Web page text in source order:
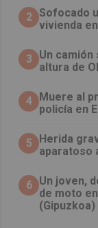
2 Sofocado
vivienda
3
Un camión
altura de
4
Muere al
policía en
5
Herida
aparatoso
6 Un joven,
de moto
(Gipuzkoa)